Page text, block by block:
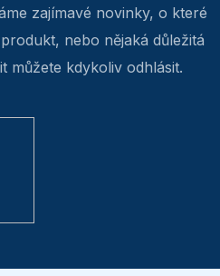
zajímavé novinky, o které
nebo nějaká důležitá
můžete kdykoliv odhlásit.